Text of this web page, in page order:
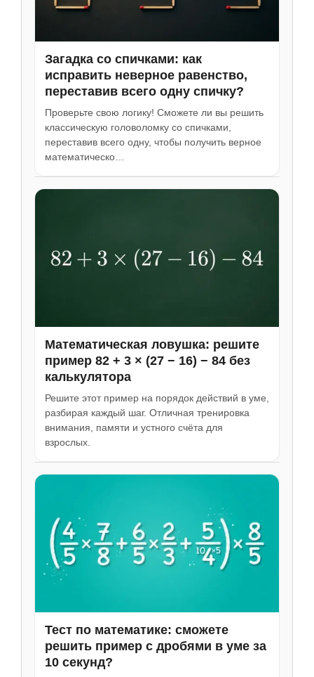
Загадка со спичками: как
исправить неверное равенство,
переставив всего одну спичку?
Проверьте свою логику! Сможете ли вы решить
классическую головоломку со спичками,
переставив всего одну, чтобы получить верное
математическо…
Математическая ловушка: решите
пример 82 + 3 × (27 − 16) − 84 без
калькулятора
Решите этот пример на порядок действий в уме,
разбирая каждый шаг. Отличная тренировка
внимания, памяти и устного счёта для
взрослых.
Тест по математике: сможете
решить пример с дробями в уме за
10 секунд?